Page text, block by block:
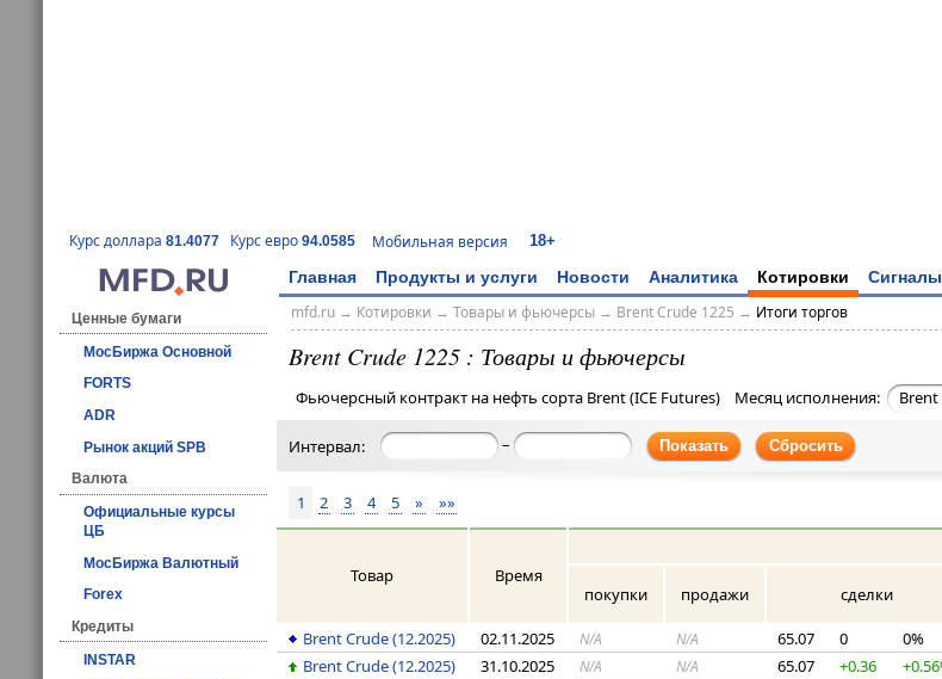
Курс доллара 81.4077 Курс евро 94.0585 Мобильная версия 18+
Главная Продукты и услуги Новости Аналитика Котировки Сигналы
Ценные бумаги
МосБиржа Основной
FORTS
ADR
Рынок акций SPB
Валюта
Официальные курсы
ЦБ
МосБиржа Валютный
Forex
Кредиты
INSTAR
mfd.ru→ Котировки → Товары и фьючерсы→ Brent Crude 1225 → Итоги торгов
Brent Crude 1225 : Товары и фьючерсы
Фьючерсный контракт на нефть сорта Brent (ICE Futures) Месяц исполнения: Brent
Интервал: – Показать Сбросить
1 2 3 4 5 » »»
Товар Время
покупки продажи сделки
Brent Crude (12.2025) 02.11.2025 N/A N/A 65.07 0 0%
Brent Crude (12.2025)
31.10.2025 N/A N/A 65.07 +0.36